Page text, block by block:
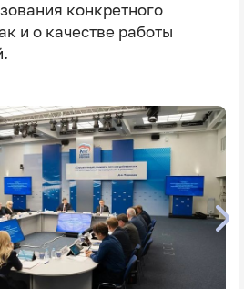
конкретного
и о качестве работы